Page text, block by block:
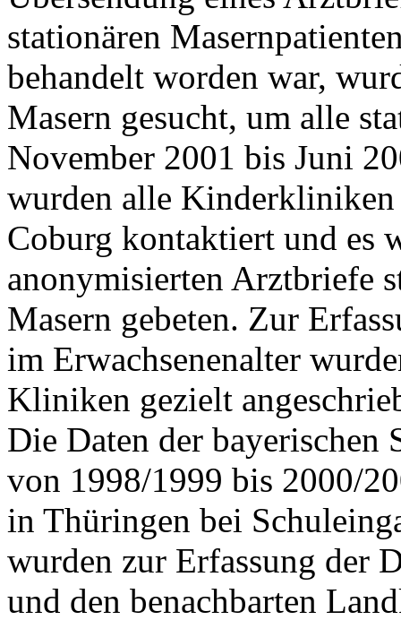
stationären
behandelt worden war,
Masern gesucht, um alle
November 2001 bis Juni
wurden alle
Coburg kontaktiert und es
anonymisierten Arztbriefe
Masern gebeten. Zur
im Erwachsenenalter
Kliniken gezielt
Die Daten der bayerischen
von 1998/1999 bis 2000/
in Thüringen bei
wurden zur Erfassung der
und den benachbarten